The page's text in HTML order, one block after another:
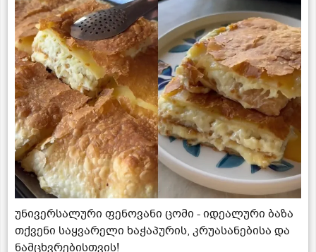
უნივერსალური ფენოვანი ცომი - იდეალური ბაზა
თქვენი საყვარელი ხაჭაპურის, კრუასანებისა და
ნამცხვრებისთვის!